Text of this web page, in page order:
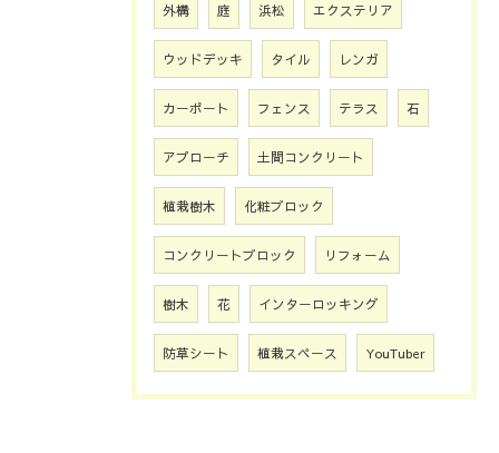
外構 庭 浜松 エクステリア
ウッドデッキ タイル レンガ
カーポート フェンス テラス 石
アプローチ 土間コンクリート
植栽樹木 化粧ブロック
コンクリートブロック リフォーム
樹木 花 インターロッキング
防草シート 植栽スペース YouTuber